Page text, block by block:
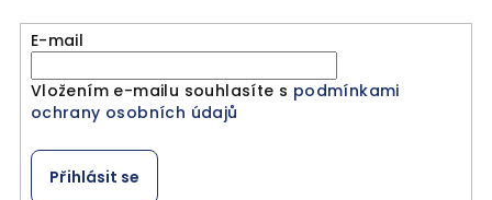
E-mail
Vložením e-mailu souhlasíte s podmínkami
ochrany osobních údajů
Přihlásit se